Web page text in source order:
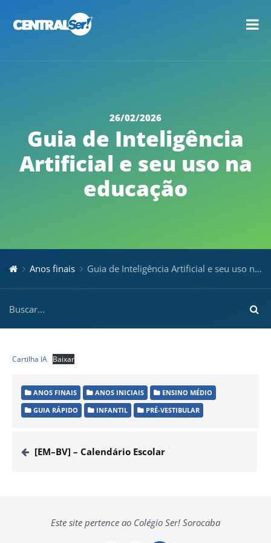
26/02/2026
Guia de Inteligência
Artificial e seu uso na
educação
Anos finais Guia de Inteligência Artificial e seu uso na educação
Cartilha IA Baixar
ANOS FINAIS ANOS INICIAIS
ENSINO MÉDIO
GUIA RÁPIDO
INFANTIL PRÉ-VESTIBULAR
[EM–BV] – Calendário Escolar
Este site pertence ao Colégio Ser! Sorocaba